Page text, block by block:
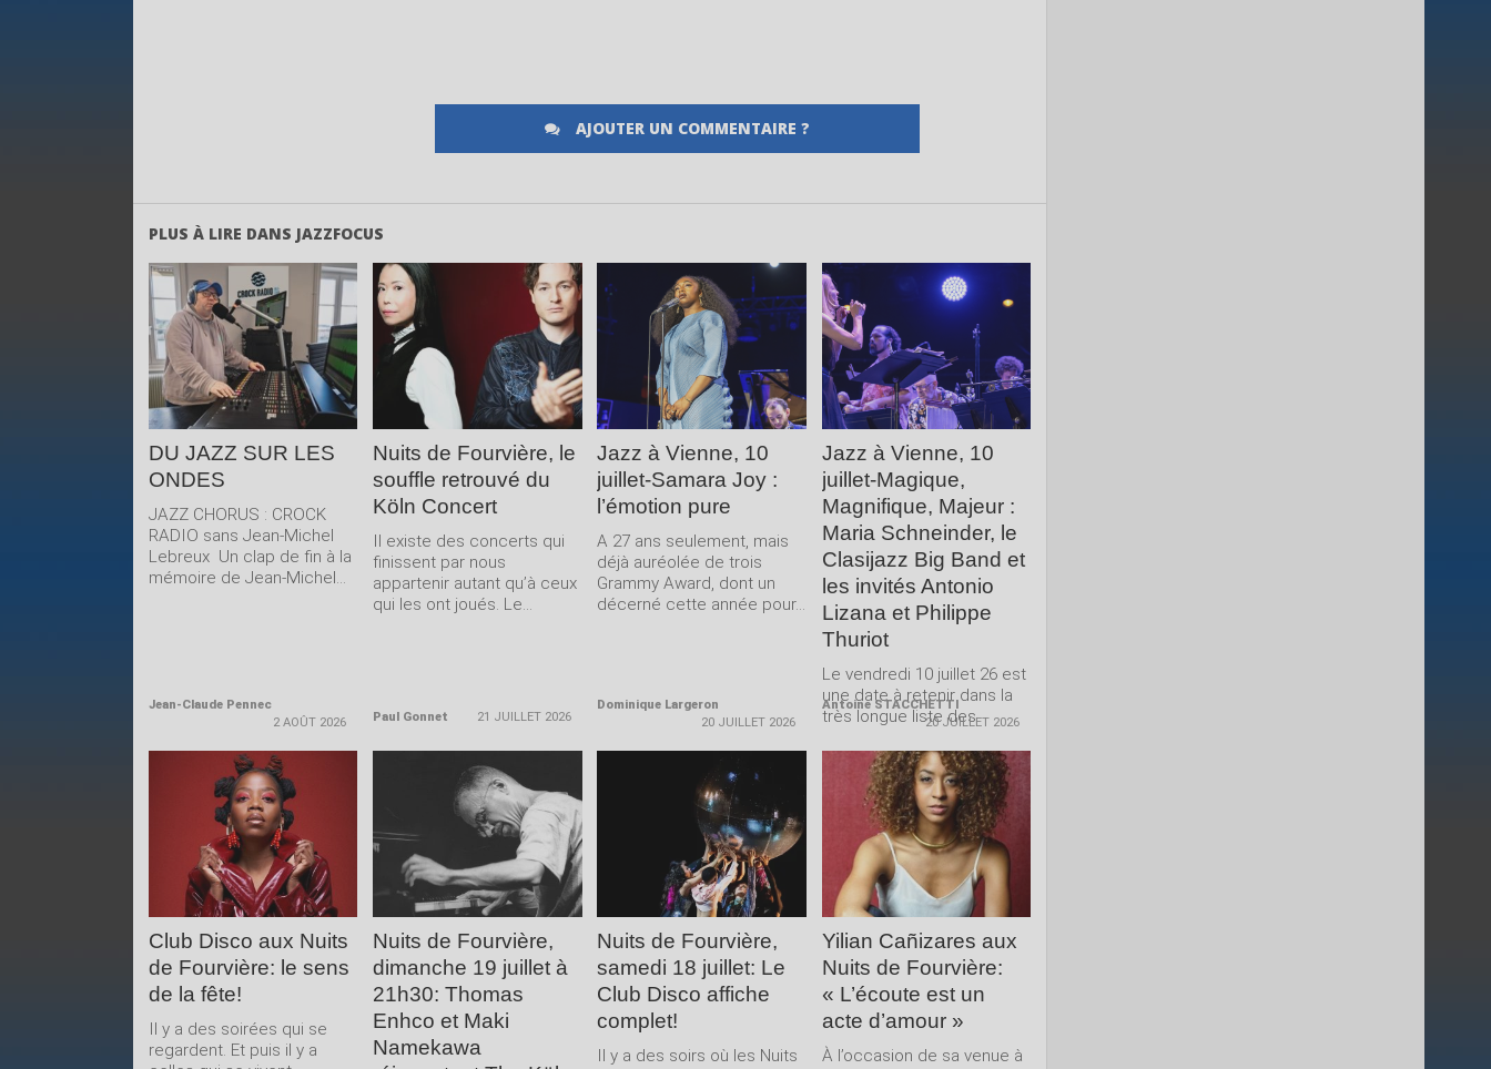
AJOUTER UN COMMENTAIRE ?
PLUS À LIRE DANS JAZZFOCUS
LIRE LA
SUITE
DU JAZZ SUR LES
ONDES
JAZZ CHORUS : CROCK
RADIO sans Jean-Michel
Lebreux Un clap de fin à la
mémoire de Jean-Michel...
Jean-Claude Pennec
2 AOÛT 2026
Nuits de Fourvière, le
souffle retrouvé du
Köln Concert
Il existe des concerts qui
finissent par nous
appartenir autant qu’à ceux
qui les ont joués. Le...
Paul Gonnet 21 JUILLET 2026
LIRE LA
SUITE
Jazz à Vienne, 10
juillet-Samara Joy :
l’émotion pure
A 27 ans seulement, mais
déjà auréolée de trois
Grammy Award, dont un
décerné cette année pour...
Dominique Largeron
20 JUILLET 2026
LIRE LA
Jazz à Vienne, 10
juillet-Magique,
Magnifique, Majeur :
Maria Schneinder, le
Clasijazz Big Band et
les invités Antonio
Lizana et Philippe
Thuriot
Le vendredi 10 juillet 26 est
une date à retenir dans la
très longue liste des
Antoine STACCHETTI
20 JUILLET 2026
LIRE LA
SUITE
Club Disco aux Nuits
de Fourvière: le sens
de la fête!
Il y a des soirées qui se
regardent. Et puis il y a
LIRE LA
SUITE
Nuits de Fourvière,
dimanche 19 juillet à
21h30: Thomas
Enhco et Maki
Namekawa
LIRE LA
SUITE
Nuits de Fourvière,
samedi 18 juillet: Le
Club Disco affiche
complet!
Il y a des soirs où les Nuits
LIRE LA
SUITE
Yilian Cañizares aux
Nuits de Fourvière:
« L’écoute est un
acte d’amour »
À l’occasion de sa venue à